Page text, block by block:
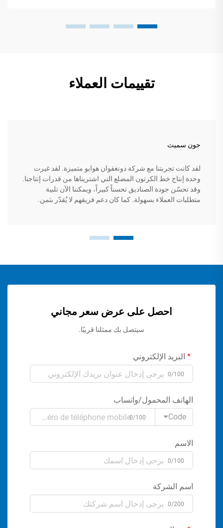
تقييمات العملاء
جون سميث
لقد كانت تجربتنا مع شركة دونغقوان هوايو متميزة. لقد غيرت
وحدة إنتاج خط الكرتون المضلع التي اشتريناها من قدرات إنتاجنا.
وقد تحسّن جودة الصناديق تحسناً كبيراً، ويمكننا الآن تلبية
متطلبات العملاء بسهولة. كما كان دعم فريقهم لا يُقدّر بثمن.
احصل على عرض سعر مجاني
سيتصل بك ممثلنا قريبًا.
البريد الإلكتروني
0/100
الهاتف المحمول/واتساب
Code
0/100
الاسم
0/100
اسم الشركة
0/200